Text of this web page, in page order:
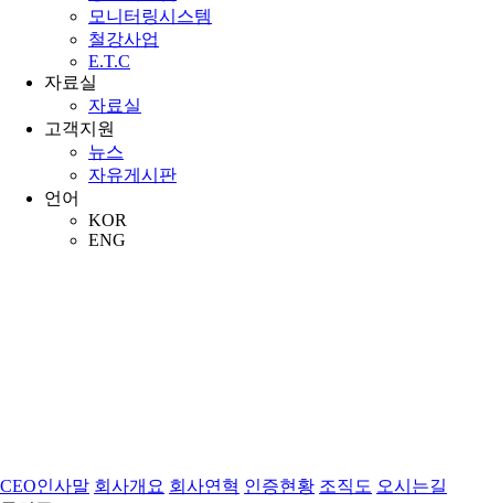
모니터링시스템
철강사업
E.T.C
자료실
자료실
고객지원
뉴스
자유게시판
언어
KOR
ENG
CEO인사말 회사개요 회사연혁 인증현황 조직도 오시는길